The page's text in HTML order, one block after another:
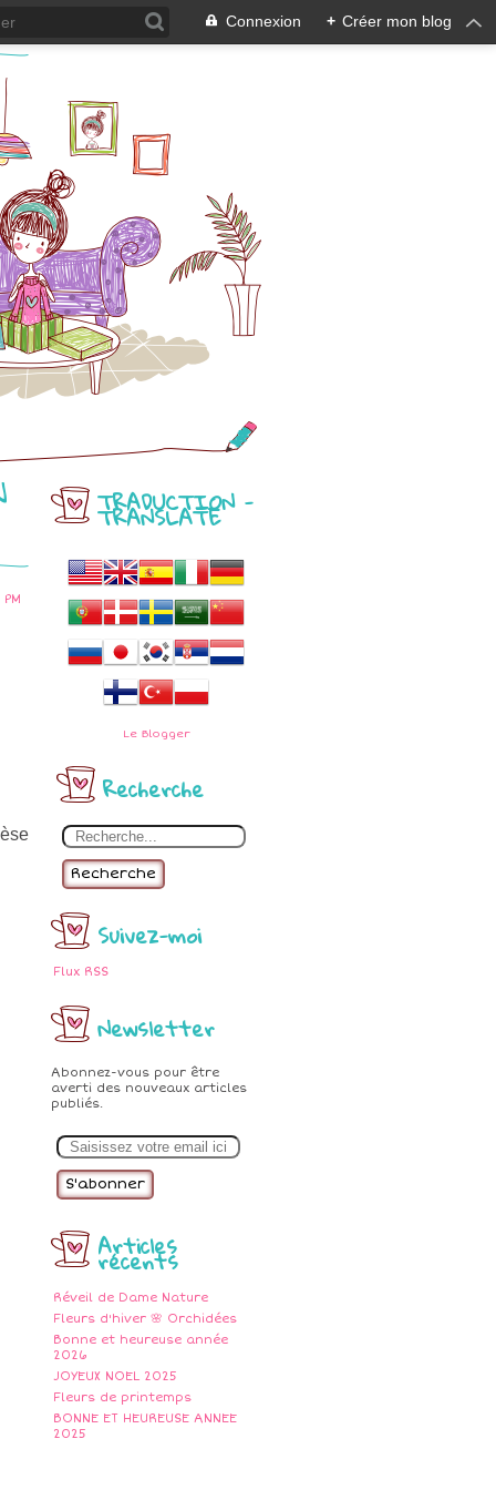
Connexion + Créer mon blog
TRADUCTION -
TRANSLATE
Le Blogger
Recherche
Recherche
Suivez-moi
Flux RSS
Newsletter
Abonnez-vous pour être
averti des nouveaux articles
publiés.
m
Articles
récents
Réveil de Dame Nature
Fleurs d'hiver 🌸 Orchidées
Bonne et heureuse année
2026
JOYEUX NOEL 2025
Fleurs de printemps
BONNE ET HEUREUSE ANNEE
2025